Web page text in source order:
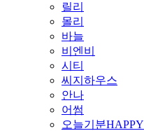
릴리
몰리
바늘
비엔비
시티
씨지하우스
안나
어썸
오늘기분HAPPY